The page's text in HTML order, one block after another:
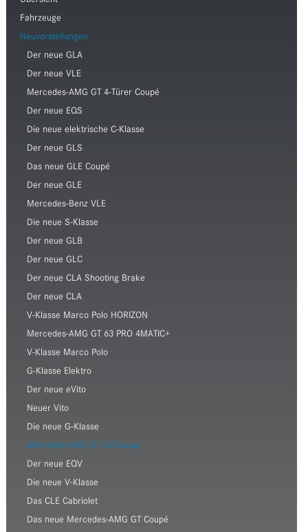
Fahrzeuge
Neuvorstellungen
Der neue GLA
Der neue VLE
Mercedes-AMG GT 4-Türer Coupé
Der neue EQS
Die neue elektrische C-Klasse
Der neue GLS
Das neue GLE Coupé
Der neue GLE
Mercedes-Benz VLE
Die neue S-Klasse
Der neue GLB
Der neue GLC
Der neue CLA Shooting Brake
Der neue CLA
V-Klasse Marco Polo HORIZON
Mercedes-AMG GT 63 PRO 4MATIC+
V-Klasse Marco Polo
G-Klasse Elektro
Der neue eVito
Neuer Vito
Die neue G-Klasse
Mercedes-AMG GT 43 Coupé
Der neue EQV
Die neue V-Klasse
Das CLE Cabriolet
Das neue Mercedes-AMG GT Coupé